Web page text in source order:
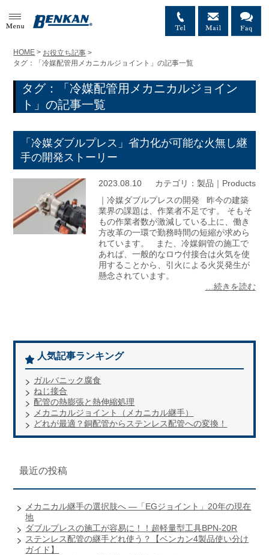
HOME > お役立ち記事 >
タグ：「冷媒配管用メカニカルジョイント」の記事一覧
タグ：「冷媒配管用メカニカルジョイン
ト」の記事一覧
「冷媒ダブルプレス」省力化が可能な火無し継
手の開発ストーリー
2023.08.10 カテゴリ： 製品｜Products
｜冷媒ダブルプレスの開発 昨今の建築
業界の課題は、作業者不足です。 そもそ
もの作業者数が激減している上に、働き
方改革の一環で勤務時間の短縮が求めら
れています。 また、冷媒銅管の施工で
あれば、一般的なロウ付接合は火気を使
用することから、引火による火災発生が
懸念されています。
…続きを読む
人気記事ランキング
ガルバニック腐食
ねじ接合
配管の熱膨張と熱伸縮処理
メカニカルジョイント（メカニカル継手）
どれが最適？銅配管からステンレス配管への変換！
最近の投稿
メカニカル継手の選択肢へ ―「EGジョイント」20年の現在
地
ダブルプレスの施工が容易に！！超軽量型工具BPN-20R
ステンレス配管の継手どれ使う？【ベンカン4製品使い分け
ガイド】